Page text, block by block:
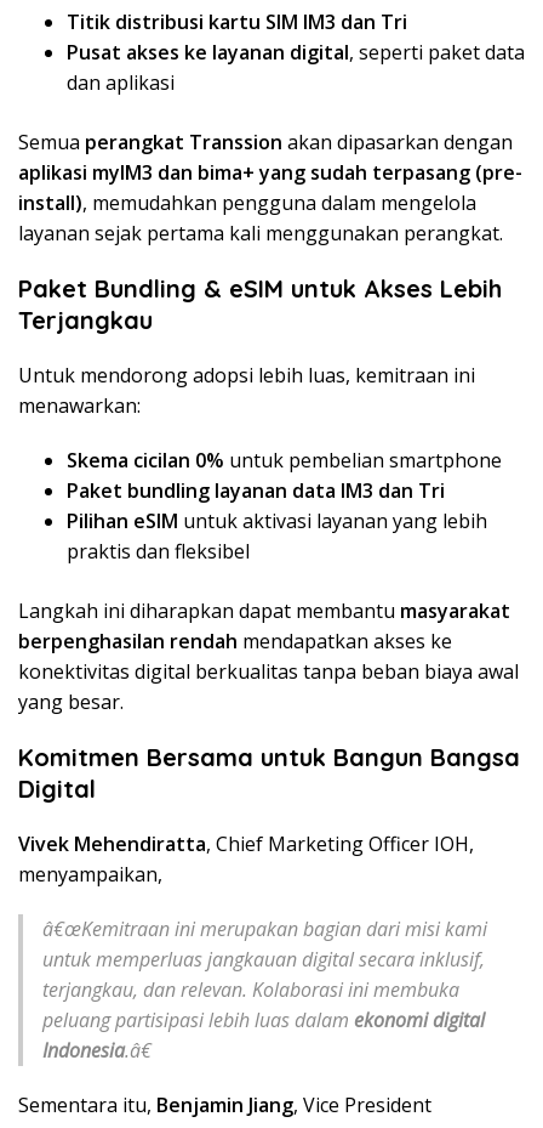
Titik distribusi kartu SIM IM3 dan Tri
Pusat akses ke layanan digital, seperti paket data
dan aplikasi
Semua perangkat Transsion akan dipasarkan dengan
aplikasi myIM3 dan bima+ yang sudah terpasang (pre-
install), memudahkan pengguna dalam mengelola
layanan sejak pertama kali menggunakan perangkat.
Paket Bundling & eSIM untuk Akses Lebih
Terjangkau
Untuk mendorong adopsi lebih luas, kemitraan ini
menawarkan:
Skema cicilan 0% untuk pembelian smartphone
Paket bundling layanan data IM3 dan Tri
Pilihan eSIM untuk aktivasi layanan yang lebih
praktis dan fleksibel
Langkah ini diharapkan dapat membantu masyarakat
berpenghasilan rendah mendapatkan akses ke
konektivitas digital berkualitas tanpa beban biaya awal
yang besar.
Komitmen Bersama untuk Bangun Bangsa
Digital
Vivek Mehendiratta, Chief Marketing Officer IOH,
menyampaikan,
â€œKemitraan ini merupakan bagian dari misi kami
untuk memperluas jangkauan digital secara inklusif,
terjangkau, dan relevan. Kolaborasi ini membuka
peluang partisipasi lebih luas dalam ekonomi digital
Indonesia.â€
Sementara itu, Benjamin Jiang, Vice President